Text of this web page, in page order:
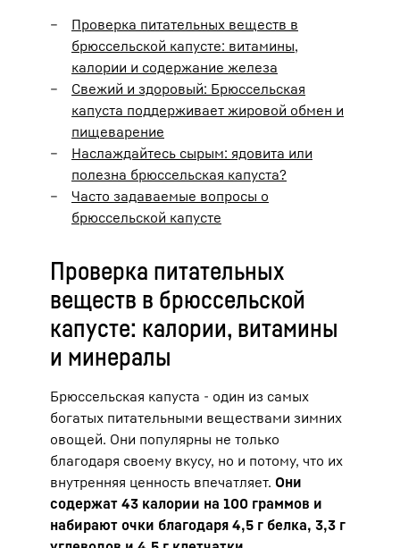
Проверка питательных веществ в
брюссельской капусте: витамины,
калории и содержание железа
Свежий и здоровый: Брюссельская
капуста поддерживает жировой обмен и
пищеварение
Наслаждайтесь сырым: ядовита или
полезна брюссельская капуста?
Часто задаваемые вопросы о
брюссельской капусте
Проверка питательных
веществ в брюссельской
капусте: калории, витамины
и минералы
Брюссельская капуста - один из самых
богатых питательными веществами зимних
овощей. Они популярны не только
благодаря своему вкусу, но и потому, что их
внутренняя ценность впечатляет. Они
содержат 43 калории на 100 граммов и
набирают очки благодаря 4,5 г белка, 3,3 г